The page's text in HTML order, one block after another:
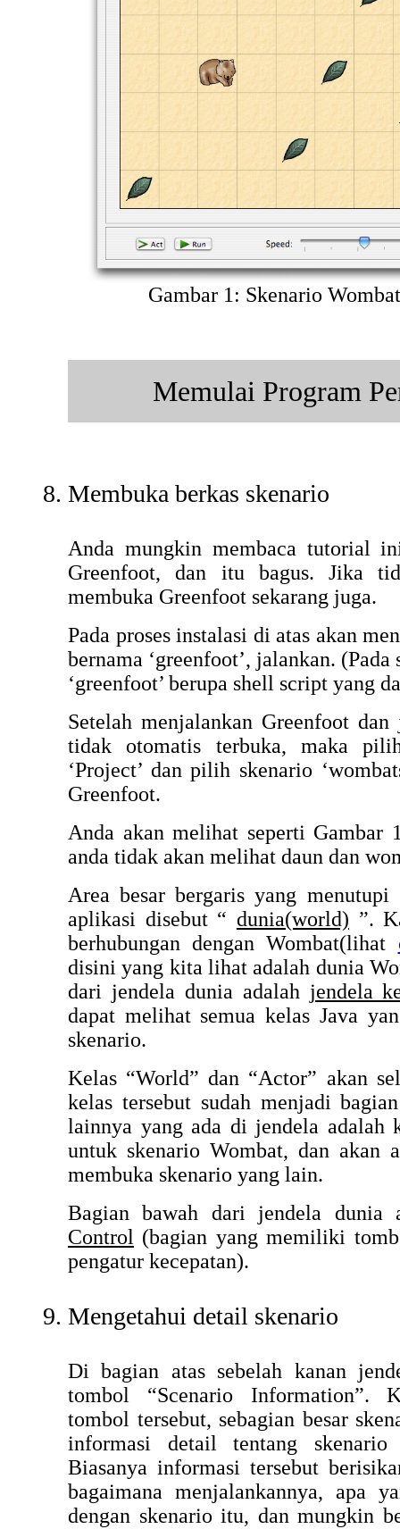
Gambar 1: Skenario
Memulai Program
Membuka berkas skenario
Anda mungkin membaca tutorial
Greenfoot, dan itu bagus. Jika
membuka Greenfoot sekarang juga.
Pada proses instalasi di atas akan
bernama ‘greenfoot’, jalankan.
‘greenfoot’ berupa shell script yang
Setelah menjalankan Greenfoot
tidak otomatis terbuka, maka
‘Project’ dan pilih skenario
Greenfoot.
Anda akan melihat seperti Gambar
anda tidak akan melihat daun dan
Area besar bergaris yang menutupi
aplikasi disebut “ dunia(world) ”.
berhubungan dengan Wombat(lihat
disini yang kita lihat adalah dunia
dari jendela dunia adalah jendela
dapat melihat semua kelas Java
skenario.
Kelas “World” dan “Actor” akan
kelas tersebut sudah menjadi
lainnya yang ada di jendela adalah
untuk skenario Wombat, dan akan
membuka skenario yang lain.
Bagian bawah dari jendela dunia
Control (bagian yang memiliki
pengatur kecepatan).
Mengetahui detail skenario
Di bagian atas sebelah kanan
tombol “Scenario Information”.
tombol tersebut, sebagian besar
informasi detail tentang skenario
Biasanya informasi tersebut
bagaimana menjalankannya, apa
dengan skenario itu, dan mungkin